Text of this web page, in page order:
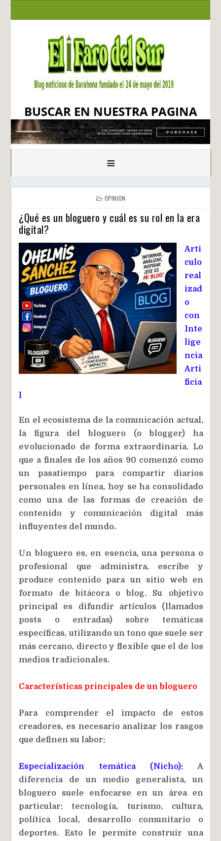
BUSCAR EN NUESTRA PAGINA
≡
OPINION
¿Qué es un bloguero y cuál es su rol en la era
digital?
Arti
culo
real
izad
o
con
Inte
lige
ncia
Arti
ficia
l
En el ecosistema de la comunicación actual,
la figura del bloguero (o blogger) ha
evolucionado de forma extraordinaria. Lo
que a finales de los años 90 comenzó como
un pasatiempo para compartir diarios
personales en línea, hoy se ha consolidado
como una de las formas de creación de
contenido y comunicación digital más
influyentes del mundo.
Un bloguero es, en esencia, una persona o
profesional que administra, escribe y
produce contenido para un sitio web en
formato de bitácora o blog. Su objetivo
principal es difundir artículos (llamados
posts o entradas) sobre temáticas
específicas, utilizando un tono que suele ser
más cercano, directo y flexible que el de los
medios tradicionales.
Características principales de un bloguero
Para comprender el impacto de estos
creadores, es necesario analizar los rasgos
que definen su labor:
Especialización temática (Nicho): A
diferencia de un medio generalista, un
bloguero suele enfocarse en un área en
particular: tecnología, turismo, cultura,
política local, desarrollo comunitario o
deportes. Esto le permite construir una